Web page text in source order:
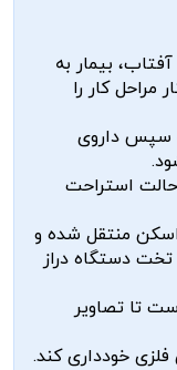
بیمار به
کار را
سپس داروی
استراحت
منتقل شده و
دقیقه روی تخت دستگاه دراز
تا تصاویر
فلزی خودداری کند.